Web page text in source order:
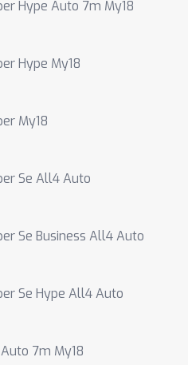
Hype Auto 7m My18
Hype My18
My18
Se All4 Auto
Se Business All4 Auto
Se Hype All4 Auto
7m My18